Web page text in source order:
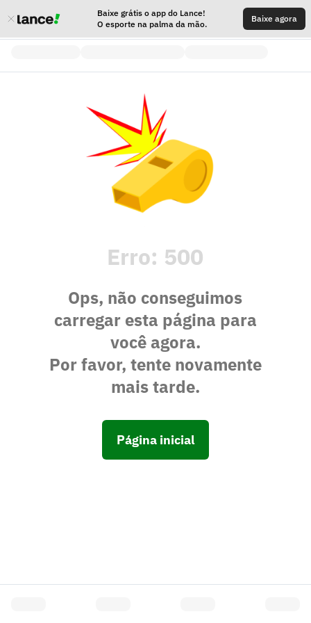
Baixe grátis o app do Lance!
O esporte na palma da mão.
Baixe agora
Erro: 500
Ops, não conseguimos
carregar esta página para
você agora.
Por favor, tente novamente
mais tarde.
Página inicial